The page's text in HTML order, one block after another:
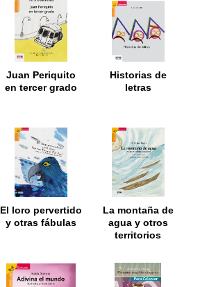
Juan Periquito
en tercer grado
Historias de
letras
El loro pervertido
y otras fábulas
La montaña de
agua y otros
territorios